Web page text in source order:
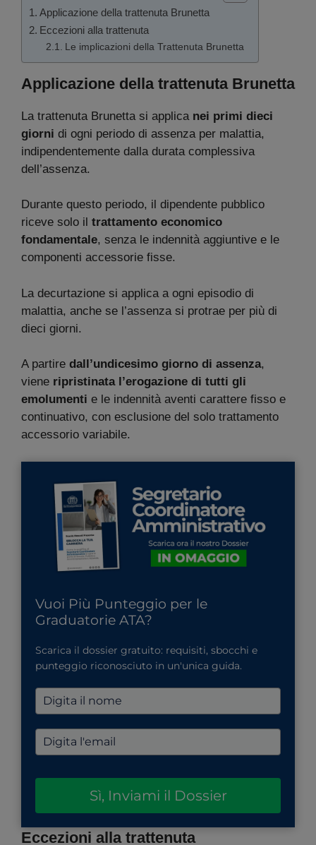
Applicazione della trattenuta Brunetta
Eccezioni alla trattenuta
Le implicazioni della Trattenuta Brunetta
Applicazione della trattenuta Brunetta
La trattenuta Brunetta si applica nei primi dieci
giorni di ogni periodo di assenza per malattia,
indipendentemente dalla durata complessiva
dell’assenza.
Durante questo periodo, il dipendente pubblico
riceve solo il trattamento economico
fondamentale, senza le indennità aggiuntive e le
componenti accessorie fisse.
La decurtazione si applica a ogni episodio di
malattia, anche se l’assenza si protrae per più di
dieci giorni.
A partire dall’undicesimo giorno di assenza,
viene ripristinata l’erogazione di tutti gli
emolumenti e le indennità aventi carattere fisso e
continuativo, con esclusione del solo trattamento
accessorio variabile.
Vuoi Più Punteggio per le
Graduatorie ATA?
Scarica il dossier gratuito: requisiti, sbocchi e
punteggio riconosciuto in un'unica guida.
Sì, Inviami il Dossier
Eccezioni alla trattenuta